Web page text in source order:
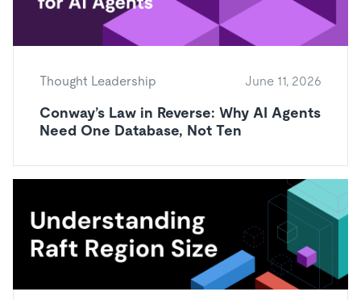
Thought Leadership June 11, 2026
Conway’s Law in Reverse: Why AI Agents
Need One Database, Not Ten